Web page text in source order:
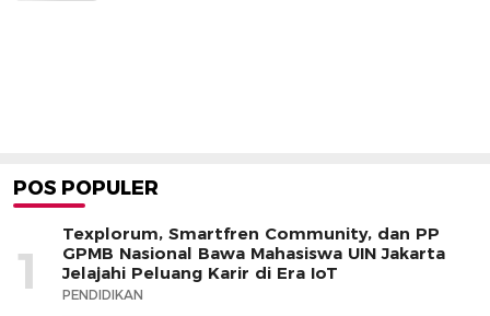
POS POPULER
1
Texplorum, Smartfren Community, dan PP
GPMB Nasional Bawa Mahasiswa UIN Jakarta
Jelajahi Peluang Karir di Era IoT
PENDIDIKAN